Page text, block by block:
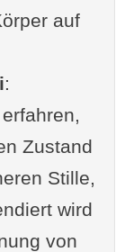
3.
4.
auf
:
Zustand
Stille,
wird
von